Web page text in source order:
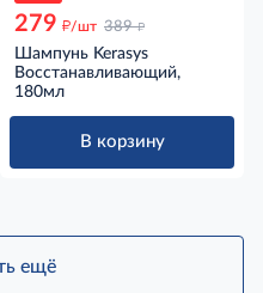
279 д/шт 389 д
Шампунь Kerasys
Восстанавливающий,
180мл
В корзину
ещё